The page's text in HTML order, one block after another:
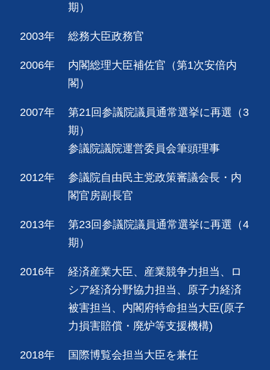
期）
2003年 総務大臣政務官
2006年
内閣総理大臣補佐官（第1次安倍内
閣）
2007年
第21回参議院議員通常選挙に再選（3
期）
参議院議院運営委員会筆頭理事
2012年
参議院自由民主党政策審議会長・内
閣官房副長官
2013年
第23回参議院議員通常選挙に再選（4
期）
2016年
経済産業大臣、産業競争力担当、ロ
シア経済分野協力担当、原子力経済
被害担当、内閣府特命担当大臣(原子
力損害賠償・廃炉等支援機構)
2018年 国際博覧会担当大臣を兼任